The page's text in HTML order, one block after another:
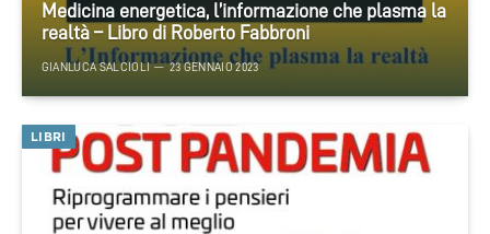
Medicina energetica, l’informazione che plasma la
realtà – Libro di Roberto Fabbroni
GIANLUCA SALCIOLI 23 GENNAIO 2023
LIBRI